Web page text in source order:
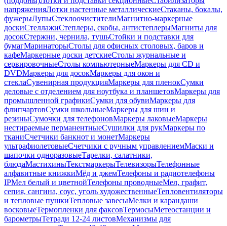
напряженияЛотки настенные металлическиеСтаканы, бокалы,
фужерыЛупыСтеклоочистителиМагнитно-маркерные
доскиСтеллажиСтеплеры, скобы, антистеплерыМагниты для
досокСтержни, чернила, тушьСтойки и подставки для
бумагМаринаторыСтолы для офисных столовых, баров и
кафеМаркерные доски детскиеСтолы журнальные и
сервировочныеСтолы компьютерныеМаркеры для CD и
DVDМаркеры для досокМаркеры для окон и
стеклаСувенирная продукцияМаркеры для пленокСумки
деловые с отделением для ноутбука и планшетовМаркеры для
промышленной графикиСумки для обувиМаркеры для
флипчартовСумки школьныеМаркеры для шин и
резиныСумочки для телефоновМаркеры лаковыеМаркеры
нестираемые перманентныеСушилки для рукМаркеры по
тканиСчетчики банкнот и монетМаркеры
ультрафиолетовыеСчетчики с ручным управлениемМаски и
шапочки одноразовыеТарелки, салатники,
блюдаМастихиныТекстмаркерыТелевизорыТелефонные
алфавитные книжкиМёд и джемТелефоны и радиотелефоны
IPМел белый и цветнойТелефоны проводныеМел, графит,
сепия, сангина, соус, уголь художественныеТепловентиляторы
и тепловые пушкиТепловые завесыМелки и карандаши
восковыеТермопленки для факсовТермосыМетеостанции и
барометрыТетради 12-24 листовМеханизмы для